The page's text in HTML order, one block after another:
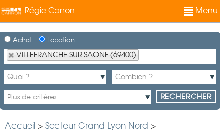
Régie Carron Menu
Achat Location
VILLEFRANCHE SUR SAONE (69400)
Accueil > Secteur Grand Lyon Nord >